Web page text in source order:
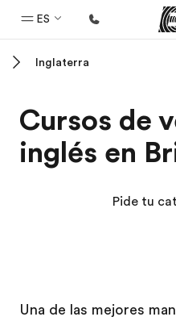
ES
Programas
Ver todo lo que hacemos
Trabajos
Inglaterra
Cursos de
inglés en
Pide tu
Una de las mejores